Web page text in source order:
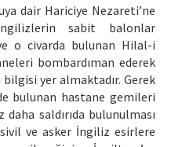
dair Hariciye Nezareti’ne
sabit balonlar
o civarda bulunan Hilal-i
bombardıman ederek
yer almaktadır. Gerek
bulunan hastane gemileri
saldırıda bulunulması
ve asker İngiliz esirlere